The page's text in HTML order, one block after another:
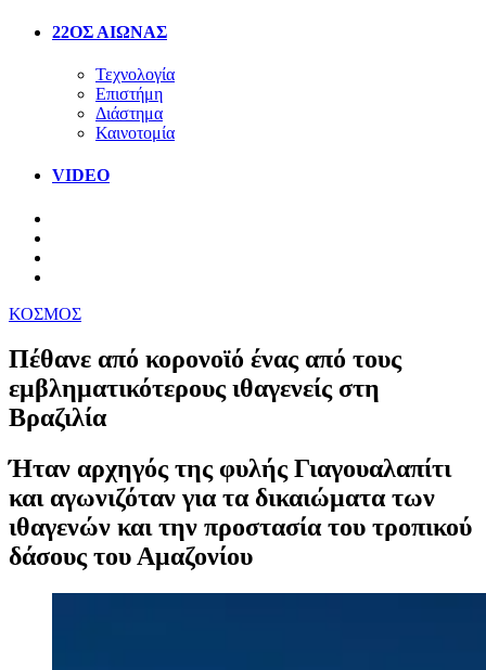
22ΟΣ ΑΙΩΝΑΣ
Τεχνολογία
Επιστήμη
Διάστημα
Καινοτομία
VIDEO
ΚΟΣΜΟΣ
Πέθανε από κορονοϊό ένας από τους
εμβληματικότερους ιθαγενείς στη
Βραζιλία
Ήταν αρχηγός της φυλής Γιαγουαλαπίτι
και αγωνιζόταν για τα δικαιώματα των
ιθαγενών και την προστασία του τροπικού
δάσους του Αμαζονίου